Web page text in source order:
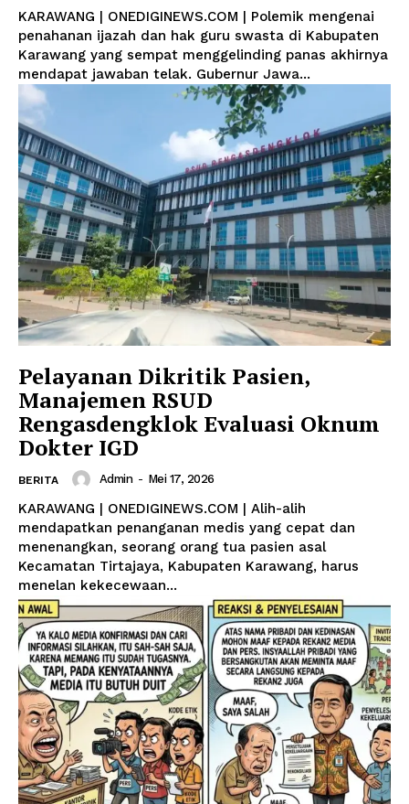
Indeks Berita
KARAWANG | ONEDIGINEWS.COM | Polemik mengenai
penahanan ijazah dan hak guru swasta di Kabupaten
Karawang yang sempat menggelinding panas akhirnya
mendapat jawaban telak. Gubernur Jawa...
Pelayanan Dikritik Pasien,
Manajemen RSUD
Rengasdengklok Evaluasi Oknum
Dokter IGD
BERITA Admin - Mei 17, 2026
KARAWANG | ONEDIGINEWS.COM | Alih-alih
mendapatkan penanganan medis yang cepat dan
menenangkan, seorang orang tua pasien asal
Kecamatan Tirtajaya, Kabupaten Karawang, harus
menelan kekecewaan...